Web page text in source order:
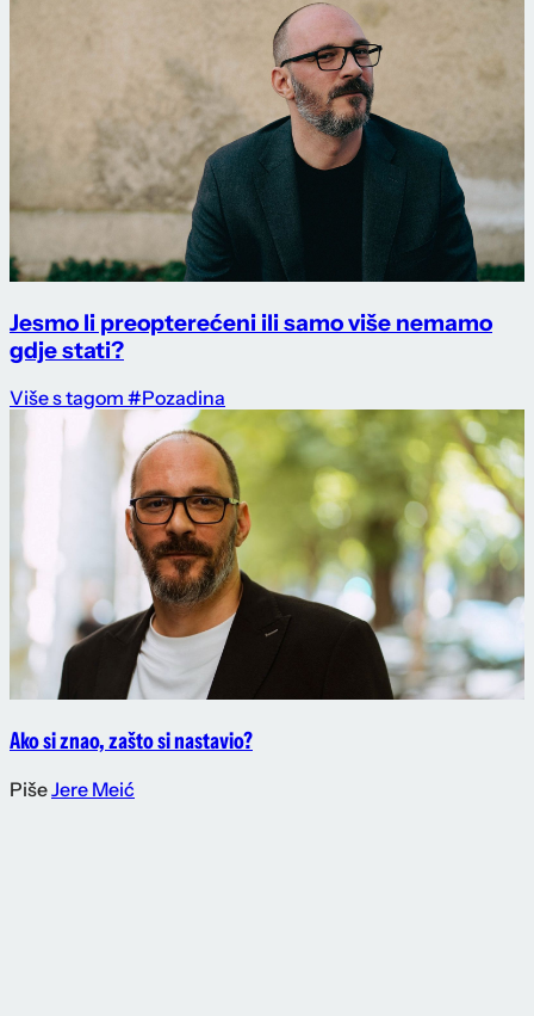
Jesmo li preopterećeni ili samo više nemamo
gdje stati?
Više s tagom #Pozadina
Ako si znao, zašto si nastavio?
PišeJere Meić